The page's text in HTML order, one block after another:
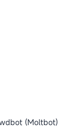
(Moltbot)